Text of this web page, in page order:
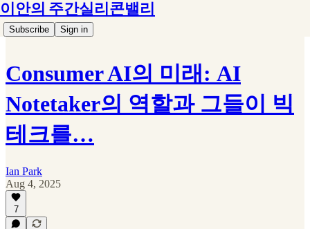
이안의 주간실리콘밸리
Subscribe Sign in
Consumer AI의 미래: AI
Notetaker의 역할과 그들이 빅
테크를…
Ian Park
Aug 4, 2025
7